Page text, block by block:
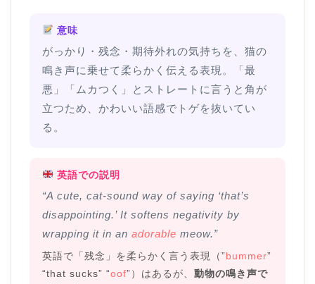
意味
がっかり・残念・期待外れの気持ちを、猫の
鳴き声に乗せて柔らかく伝える表現。「最
悪」「ムカつく」とストレートに言うと角が
立つため、かわいい語感でトゲを抜いてい
る。
英語での説明
“A cute, cat-sound way of saying ‘that’s
disappointing.’ It softens negativity by
wrapping it in an adorable meow.”
英語で「残念」を柔らかく言う表現（”bummer”
“that sucks” “oof”）はあるが、 動物の鳴き声で